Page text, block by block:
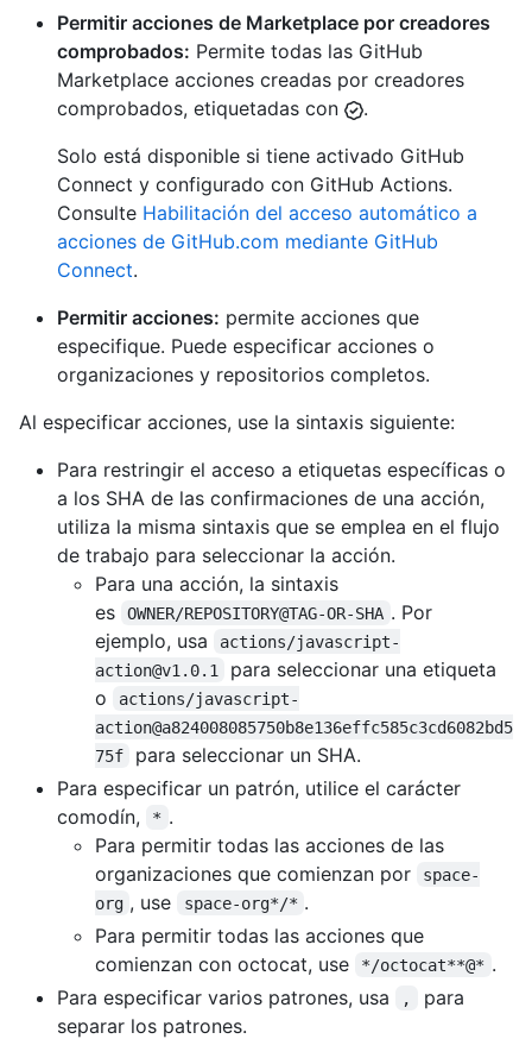
Permitir acciones de Marketplace por creadores
comprobados: Permite todas las GitHub
Marketplace acciones creadas por creadores
comprobados, etiquetadas con
.
Solo está disponible si tiene activado GitHub
Connect y configurado con GitHub Actions.
Consulte Habilitación del acceso automático a
acciones de GitHub.com mediante GitHub
Connect.
Permitir acciones: permite acciones que
especifique. Puede especificar acciones o
organizaciones y repositorios completos.
Al especificar acciones, use la sintaxis siguiente:
Para restringir el acceso a etiquetas específicas o
a los SHA de las confirmaciones de una acción,
utiliza la misma sintaxis que se emplea en el flujo
de trabajo para seleccionar la acción.
Para una acción, la sintaxis
es
OWNER/REPOSITORY@TAG-OR-SHA . Por
ejemplo, usa
actions/javascript-
action@v1.0.1
para seleccionar una etiqueta
o
actions/javascript-
action@a824008085750b8e136effc585c3cd6082bd5
75f
para seleccionar un SHA.
Para especificar un patrón, utilice el carácter
comodín,
* .
Para permitir todas las acciones de las
organizaciones que comienzan por
space-
org , use space-org*/* .
Para permitir todas las acciones que
comienzan con octocat, use
*/octocat**@* .
Para especificar varios patrones, usa
,
para
separar los patrones.